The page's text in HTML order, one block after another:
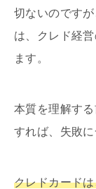
切ないのです
は、クレド経
ます。
本質を理解す
すれば、失敗に
クレドカード